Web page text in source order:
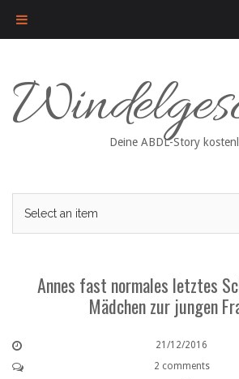
content
Deine ABDL-Story
Annes fast normales letztes
Mädchen zur jungen
21/12/2016
2 comments